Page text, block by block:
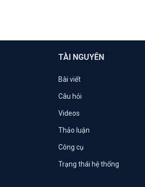
TÀI NGUYÊN
Bài viết
Câu hỏi
Videos
Thảo luận
Công cụ
Trạng thái hệ thống